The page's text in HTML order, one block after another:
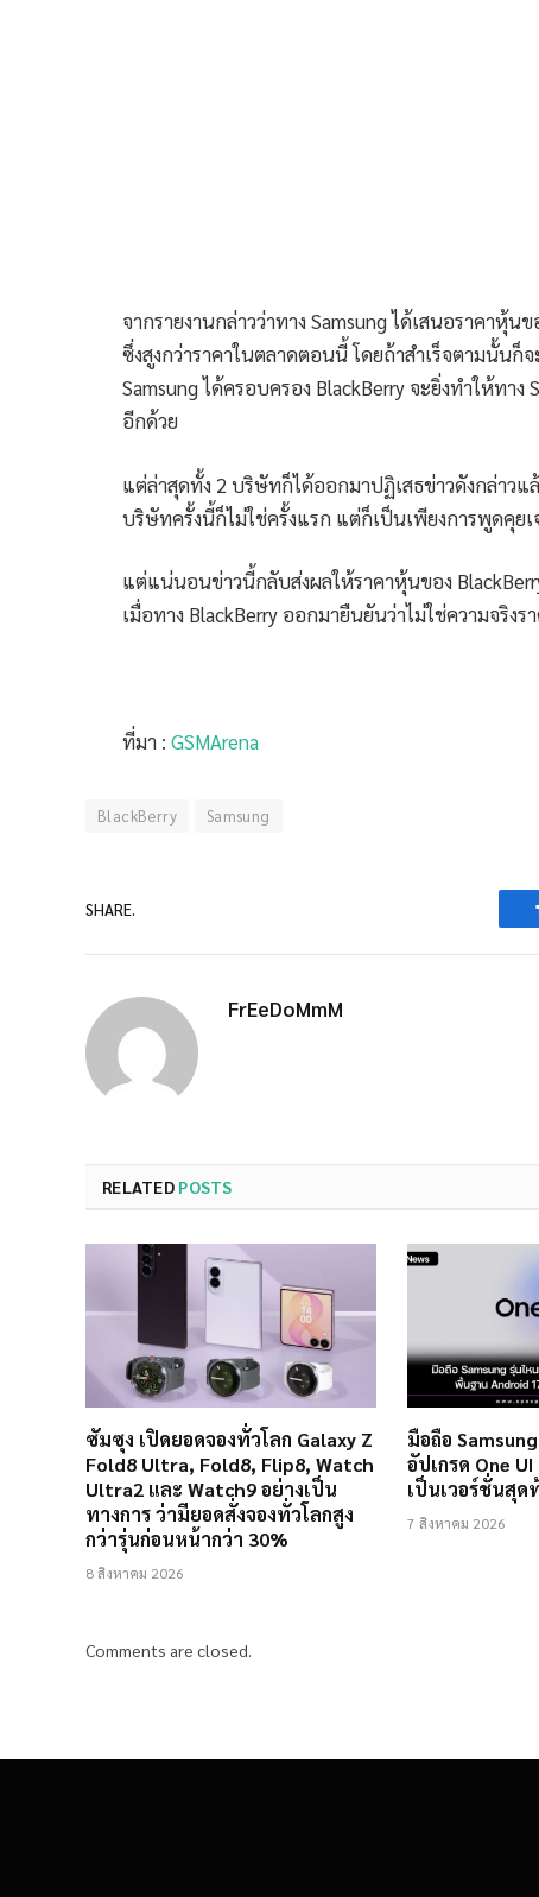
จากรายงานกล่าวว่าทาง Samsung ได้เสนอราคาหุ้
ซึ่งสูงกว่าราคาในตลาดตอนนี้ โดยถ้าสำเร็จตามนั้น
Samsung ได้ครอบครอง BlackBerry จะยิ่งทำให้ทา
อีกด้วย
แต่ล่าสุดทั้ง 2 บริษัทก็ได้ออกมาปฏิเสธข่าวดังกล่าว
บริษัทครั้งนี้ก็ไม่ใช่ครั้งแรก แต่ก็เป็นเพียงการพูดคุย
แต่แน่นอนข่าวนี้กลับส่งผลให้ราคาหุ้นของ
เมื่อทาง BlackBerry ออกมายืนยันว่าไม่ใช่ความจริง
ที่มา : GSMArena
BlackBerry Samsung
SHARE.
FrEeDoMmM
RELATED POSTS
ซัมซุง เปิดยอดจองทั่วโลก Galaxy Z
Fold8 Ultra, Fold8, Flip8, Watch
Ultra2 และ Watch9 อย่างเป็น
ทางการ ว่ามียอดสั่งจองทั่วโลกสูง
กว่ารุ่นก่อนหน้ากว่า 30%
8 สิงหาคม 2026
มือถือ
อัปเกรด One
เป็นเวอร์ชั่นสุด
7 สิงหาคม 2026
Comments are closed.